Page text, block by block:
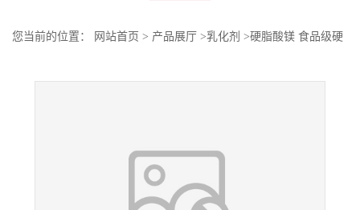
您当前的位置： 网站首页 > 产品展厅 >乳化剂 >硬脂酸镁 食品级硬